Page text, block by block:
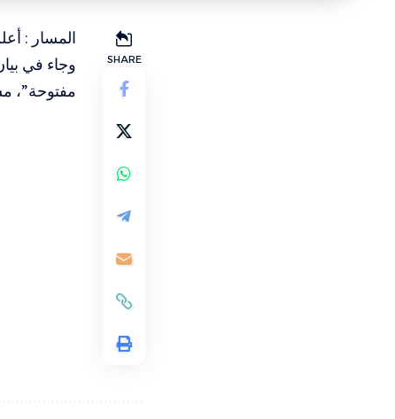
SHARE
المسار :
وجاء في
مفتوحة”،